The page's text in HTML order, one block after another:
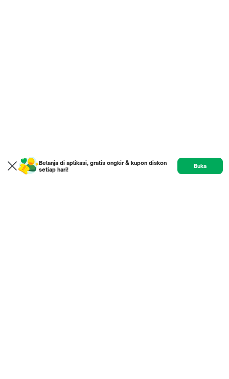
Belanja di aplikasi, gratis ongkir & kupon diskon
setiap hari!
Buka